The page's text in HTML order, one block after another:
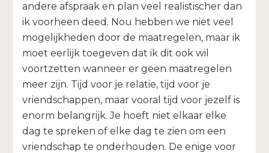
andere afspraak en plan veel realistischer dan
ik voorheen deed. Nou hebben we niet veel
mogelijkheden door de maatregelen, maar ik
moet eerlijk toegeven dat ik dit ook wil
voortzetten wanneer er geen maatregelen
meer zijn. Tijd voor je relatie, tijd voor je
vriendschappen, maar vooral tijd voor jezelf is
enorm belangrijk. Je hoeft niet elkaar elke
dag te spreken of elke dag te zien om een
vriendschap te onderhouden. De enige voor